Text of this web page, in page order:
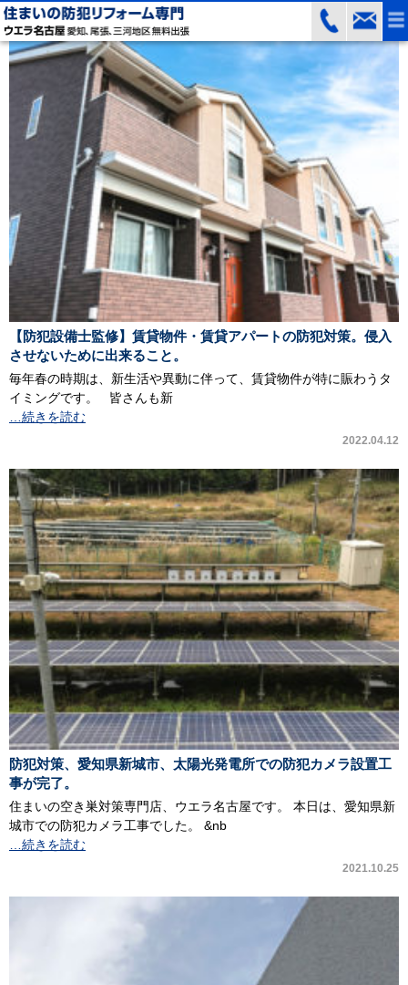
【防犯設備士監修】賃貸物件・賃貸アパートの防犯対策。侵入
させないために出来ること。
毎年春の時期は、新生活や異動に伴って、賃貸物件が特に賑わうタ
イミングです。 皆さんも新
…続きを読む
2022.04.12
防犯対策、愛知県新城市、太陽光発電所での防犯カメラ設置工
事が完了。
住まいの空き巣対策専門店、ウエラ名古屋です。 本日は、愛知県新
城市での防犯カメラ工事でした。 &nb
…続きを読む
2021.10.25